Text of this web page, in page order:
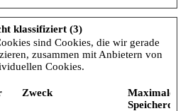
klassifiziert (3)
sind Cookies, die wir gerade
zusammen mit Anbietern von
Cookies.
Zweck
Maximale